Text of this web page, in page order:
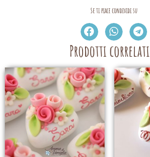
Se ti piace condividi su
Prodotti correlati